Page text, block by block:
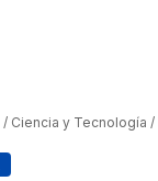
/ Ciencia y Tecnología /